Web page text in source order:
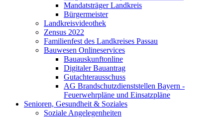
Mandatsträger Landkreis
Bürgermeister
Landkreisvideothek
Zensus 2022
Familienfest des Landkreises Passau
Bauwesen Onlineservices
Bauauskunftonline
Digitaler Bauantrag
Gutachterausschuss
AG Brandschutzdienststellen Bayern -
Feuerwehrpläne und Einsatzpläne
Senioren, Gesundheit & Soziales
Soziale Angelegenheiten